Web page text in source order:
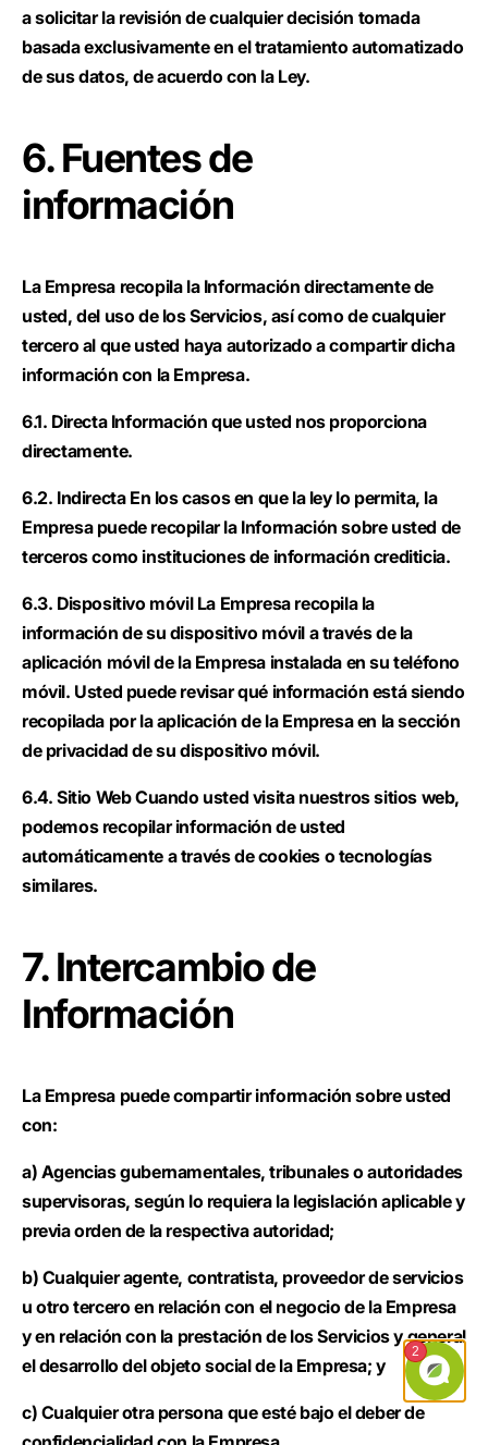
a solicitar la revisión de cualquier decisión tomada
basada exclusivamente en el tratamiento automatizado
de sus datos, de acuerdo con la Ley.
6. Fuentes de
información
La Empresa recopila la Información directamente de
usted, del uso de los Servicios, así como de cualquier
tercero al que usted haya autorizado a compartir dicha
información con la Empresa.
6.1. Directa Información que usted nos proporciona
directamente.
6.2. Indirecta En los casos en que la ley lo permita, la
Empresa puede recopilar la Información sobre usted de
terceros como instituciones de información crediticia.
6.3. Dispositivo móvil La Empresa recopila la
información de su dispositivo móvil a través de la
aplicación móvil de la Empresa instalada en su teléfono
móvil. Usted puede revisar qué información está siendo
recopilada por la aplicación de la Empresa en la sección
de privacidad de su dispositivo móvil.
6.4. Sitio Web Cuando usted visita nuestros sitios web,
podemos recopilar información de usted
automáticamente a través de cookies o tecnologías
similares.
7. Intercambio de
Información
La Empresa puede compartir información sobre usted
con:
a) Agencias gubernamentales, tribunales o autoridades
supervisoras, según lo requiera la legislación aplicable y
previa orden de la respectiva autoridad;
b) Cualquier agente, contratista, proveedor de servicios
u otro tercero en relación con el negocio de la Empresa
y en relación con la prestación de los Servicios y general
el desarrollo del objeto social de la Empresa; y
c) Cualquier otra persona que esté bajo el deber de